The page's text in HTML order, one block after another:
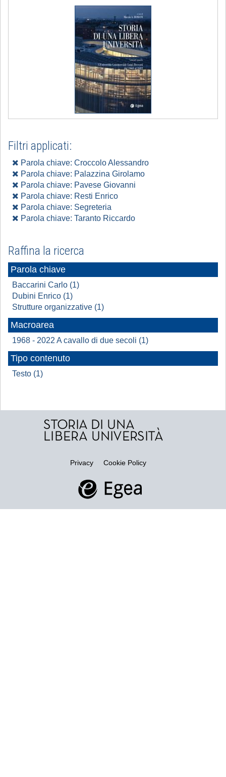
Filtri applicati:
Parola chiave: Croccolo Alessandro
Parola chiave: Palazzina Girolamo
Parola chiave: Pavese Giovanni
Parola chiave: Resti Enrico
Parola chiave: Segreteria
Parola chiave: Taranto Riccardo
Raffina la ricerca
Parola chiave
Baccarini Carlo (1)
Dubini Enrico (1)
Strutture organizzative (1)
Macroarea
1968 - 2022 A cavallo di due secoli (1)
Tipo contenuto
Testo (1)
Privacy Cookie Policy